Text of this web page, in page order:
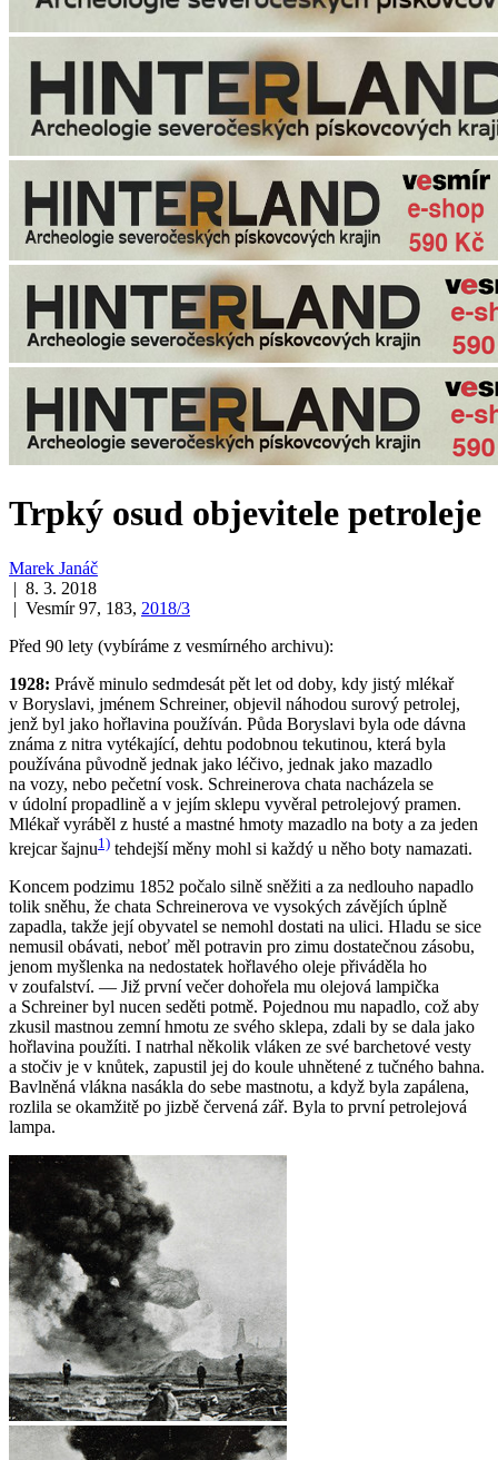
Trpký osud objevitele petroleje
Marek Janáč
| 8. 3. 2018
| Vesmír 97, 183, 2018/3
Před 90 lety (vybíráme z vesmírného archivu):
1928: Právě minulo sedmdesát pět let od doby, kdy jistý mlékař
v Boryslavi, jménem Schreiner, objevil náhodou surový petrolej,
jenž byl jako hořlavina používán. Půda Boryslavi byla ode dávna
známa z nitra vytékající, dehtu podobnou tekutinou, která byla
používána původně jednak jako léčivo, jednak jako mazadlo
na vozy, nebo pečetní vosk. Schreinerova chata nacházela se
v údolní propadlině a v jejím sklepu vyvěral petrolejový pramen.
Mlékař vyráběl z husté a mastné hmoty mazadlo na boty a za jeden
krejcar šajnu1) tehdejší měny mohl si každý u něho boty namazati.
Koncem podzimu 1852 počalo silně sněžiti a za nedlouho napadlo
tolik sněhu, že chata Schreinerova ve vysokých závějích úplně
zapadla, takže její obyvatel se nemohl dostati na ulici. Hladu se sice
nemusil obávati, neboť měl potravin pro zimu dostatečnou zásobu,
jenom myšlenka na nedostatek hořlavého oleje přiváděla ho
v zoufalství. — Již první večer dohořela mu olejová lampička
a Schreiner byl nucen seděti potmě. Pojednou mu napadlo, což aby
zkusil mastnou zemní hmotu ze svého sklepa, zdali by se dala jako
hořlavina použíti. I natrhal několik vláken ze své barchetové vesty
a stočiv je v knůtek, zapustil jej do koule uhnětené z tučného bahna.
Bavlněná vlákna nasákla do sebe mastnotu, a když byla zapálena,
rozlila se okamžitě po jizbě červená zář. Byla to první petrolejová
lampa.